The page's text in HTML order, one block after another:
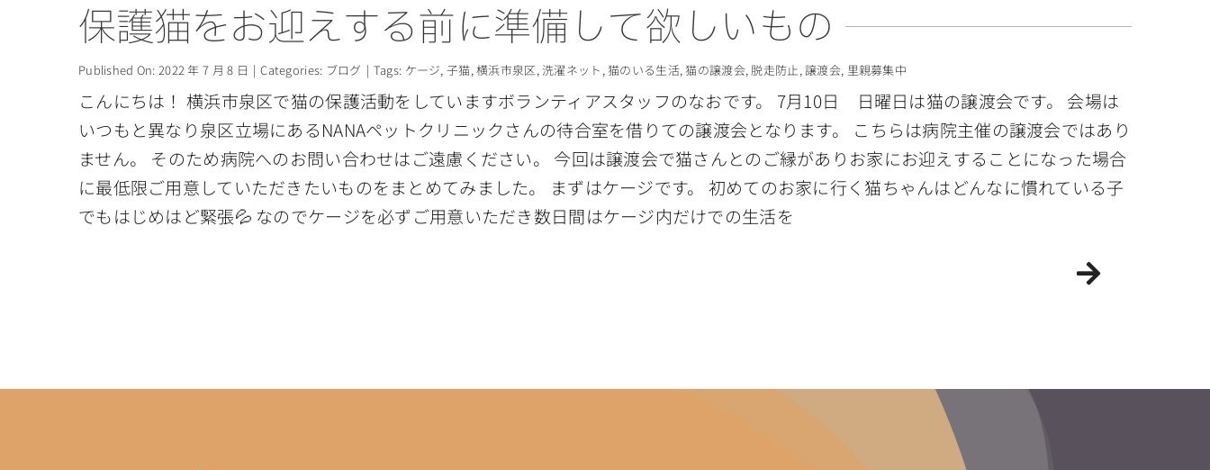
保護猫をお迎えする前に準備して欲しいもの
Published On: 2022 年 7 月 8 日 | Categories: ブログ | Tags: ケージ, 子猫,横浜市泉区,洗濯ネット ,猫のいる生活,猫の譲渡会,脱走防止,譲渡会, 里親募集中
こんにちは！ 横浜市泉区で猫の保護活動をしていますボランティアスタッフのなおです。 7月10日 日曜日は猫の譲渡会です。 会場は
いつもと異なり泉区立場にあるNANAペットクリニックさんの待合室を借りての譲渡会となります。 こちらは病院主催の譲渡会ではあり
ません。 そのため病院へのお問い合わせはご遠慮ください。 今回は譲渡会で猫さんとのご縁がありお家にお迎えすることになった場合
に最低限ご用意していただきたいものをまとめてみました。 まずはケージです。 初めてのお家に行く猫ちゃんはどんなに慣れている子
でもはじめはど緊張💦 なのでケージを必ずご用意いただき数日間はケージ内だけでの生活を